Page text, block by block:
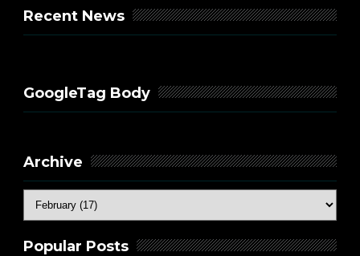
Recent News
GoogleTag Body
Archive
Popular Posts